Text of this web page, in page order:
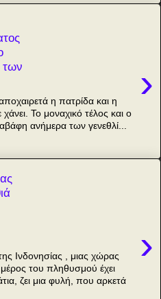
των
›
η πατρίδα και η
Το μοναχικό τέλος και ο
ανήμερα των γενεθλί...
›
Ινδονησίας , μιας χώρας
του πληθυσμού έχει
ζει μια φυλή, που αρκετά